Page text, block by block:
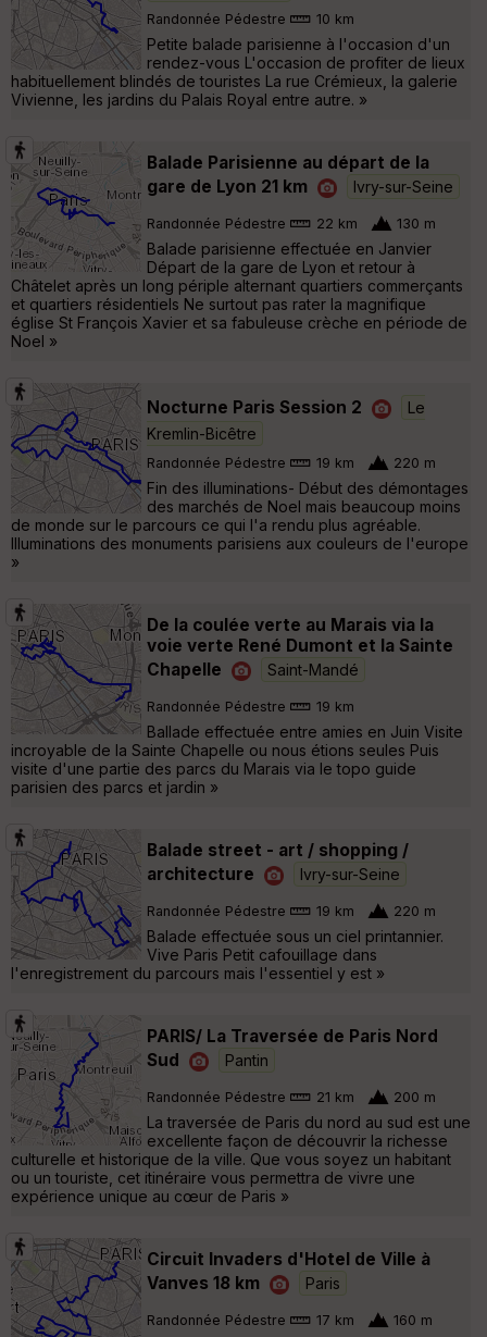
Randonnée Pédestre 10 km
Petite balade parisienne à l'occasion d'un
rendez-vous L'occasion de profiter de lieux
habituellement blindés de touristes La rue Crémieux, la galerie
Vivienne, les jardins du Palais Royal entre autre. »
Balade Parisienne au départ de la
gare de Lyon 21 km
Ivry-sur-Seine
Randonnée Pédestre 22 km 130 m
Balade parisienne effectuée en Janvier
Départ de la gare de Lyon et retour à
Châtelet après un long périple alternant quartiers commerçants
et quartiers résidentiels Ne surtout pas rater la magnifique
église St François Xavier et sa fabuleuse crèche en période de
Noel »
Nocturne Paris Session 2
Le
Kremlin-Bicêtre
Randonnée Pédestre 19 km 220 m
Fin des illuminations- Début des démontages
des marchés de Noel mais beaucoup moins
de monde sur le parcours ce qui l'a rendu plus agréable.
Illuminations des monuments parisiens aux couleurs de l'europe
»
De la coulée verte au Marais via la
voie verte René Dumont et la Sainte
Chapelle
Saint-Mandé
Randonnée Pédestre 19 km
Ballade effectuée entre amies en Juin Visite
incroyable de la Sainte Chapelle ou nous étions seules Puis
visite d'une partie des parcs du Marais via le topo guide
parisien des parcs et jardin »
Balade street - art / shopping /
architecture
Ivry-sur-Seine
Randonnée Pédestre 19 km 220 m
Balade effectuée sous un ciel printannier.
Vive Paris Petit cafouillage dans
l'enregistrement du parcours mais l'essentiel y est »
PARIS/ La Traversée de Paris Nord
Sud
Pantin
Randonnée Pédestre 21 km 200 m
La traversée de Paris du nord au sud est une
excellente façon de découvrir la richesse
culturelle et historique de la ville. Que vous soyez un habitant
ou un touriste, cet itinéraire vous permettra de vivre une
expérience unique au cœur de Paris »
Circuit Invaders d'Hotel de Ville à
Vanves 18 km
Paris
Randonnée Pédestre 17 km 160 m